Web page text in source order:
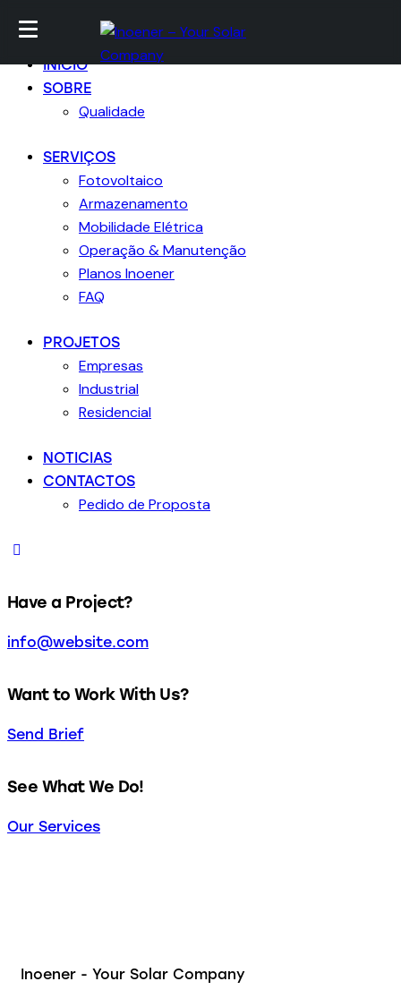
Ir para conteúdo
Fechar
INICIO
SOBRE
Qualidade
SERVIÇOS
Fotovoltaico
Armazenamento
Mobilidade Elétrica
Operação & Manutenção
Planos Inoener
FAQ
PROJETOS
Empresas
Industrial
Residencial
NOTICIAS
CONTACTOS
Pedido de Proposta
Have a Project?
info@website.com
Want to Work With Us?
Send Brief
See What We Do!
Our Services
Inoener - Your Solar Company